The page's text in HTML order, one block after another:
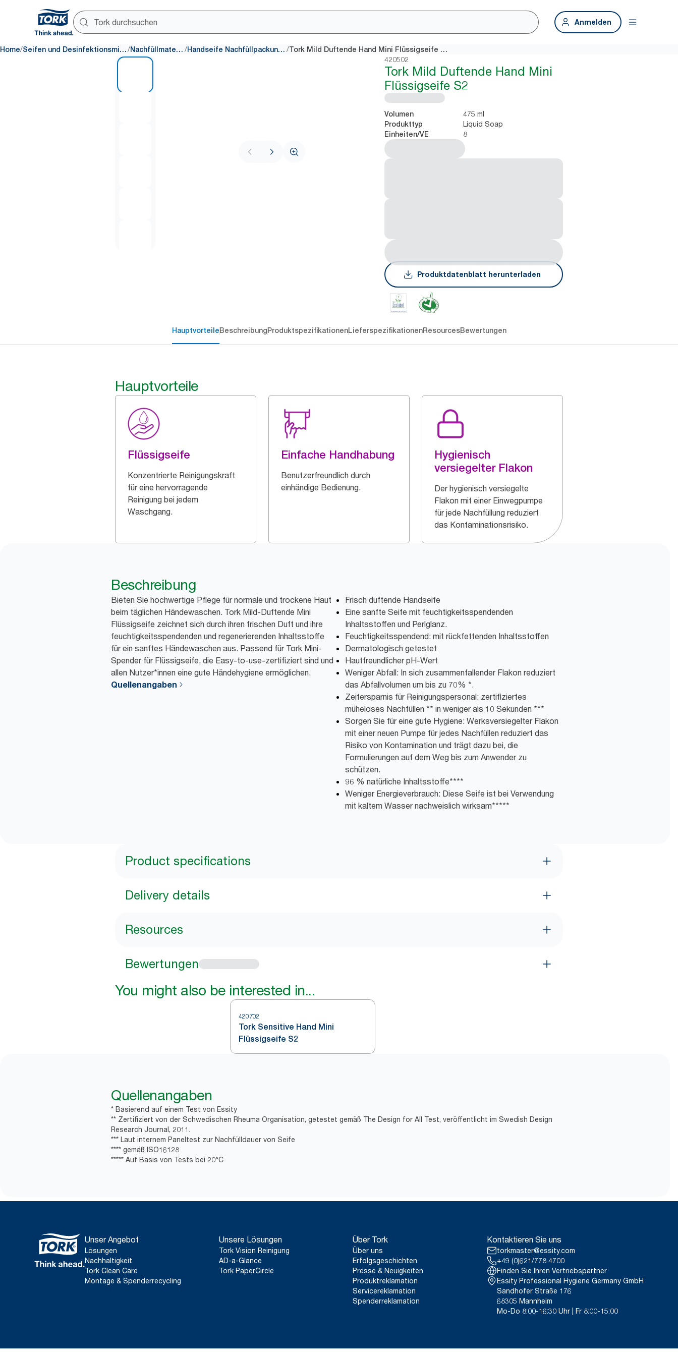
Anmelden
Home/ Seifen und Desinfektionsmittel / Nachfüllmaterial / Handseife Nachfüllpackungen / Tork Mild Duftende Hand Mini Flüssigseife S2
420502
Tork Mild Duftende Hand Mini
Flüssigseife S2
Volumen 475 ml
Produkttyp Liquid Soap
Einheiten/VE 8
Produktdatenblatt herunterladen
HauptvorteileBeschreibungProduktspezifikationenLieferspezifikationenResourcesBewertungen
Hauptvorteile
Flüssigseife
Konzentrierte Reinigungskraft
für eine hervorragende
Reinigung bei jedem
Waschgang.
Einfache Handhabung
Benutzerfreundlich durch
einhändige Bedienung.
Hygienisch
versiegelter Flakon
Der hygienisch versiegelte
Flakon mit einer Einwegpumpe
für jede Nachfüllung reduziert
das Kontaminationsrisiko.
Beschreibung
Bieten Sie hochwertige Pflege für normale und trockene Haut
beim täglichen Händewaschen. Tork Mild-Duftende Mini
Flüssigseife zeichnet sich durch ihren frischen Duft und ihre
feuchtigkeitsspendenden und regenerierenden Inhaltsstoffe
für ein sanftes Händewaschen aus. Passend für Tork Mini-
Spender für Flüssigseife, die Easy-to-use-zertifiziert sind und
allen Nutzer*innen eine gute Händehygiene ermöglichen.
Quellenangaben
Frisch duftende Handseife
Eine sanfte Seife mit feuchtigkeitsspendenden
Inhaltsstoffen und Perlglanz.
Feuchtigkeitsspendend: mit rückfettenden Inhaltsstoffen
Dermatologisch getestet
Hautfreundlicher pH-Wert
Weniger Abfall: In sich zusammenfallender Flakon reduziert
das Abfallvolumen um bis zu 70% *.
Zeitersparnis für Reinigungspersonal: zertifiziertes
müheloses Nachfüllen ** in weniger als 10 Sekunden ***
Sorgen Sie für eine gute Hygiene: Werksversiegelter Flakon
mit einer neuen Pumpe für jedes Nachfüllen reduziert das
Risiko von Kontamination und trägt dazu bei, die
Formulierungen auf dem Weg bis zum Anwender zu
schützen.
96 % natürliche Inhaltsstoffe****
Weniger Energieverbrauch: Diese Seife ist bei Verwendung
mit kaltem Wasser nachweislich wirksam*****
Product specifications
Delivery details
Resources
Bewertungen
You might also be interested in...
420702
Tork Sensitive Hand Mini
Flüssigseife S2
Quellenangaben
* Basierend auf einem Test von Essity
** Zertifiziert von der Schwedischen Rheuma Organisation, getestet gemäß The Design for All Test, veröffentlicht im Swedish Design
Research Journal, 2011.
*** Laut internem Paneltest zur Nachfülldauer von Seife
**** gemäß ISO16128
***** Auf Basis von Tests bei 20°C
Unser Angebot
Lösungen
Nachhaltigkeit
Tork Clean Care
Montage & Spenderrecycling
Unsere Lösungen
Tork Vision Reinigung
AD-a-Glance
Tork PaperCircle
Über Tork
Über uns
Erfolgsgeschichten
Presse & Neuigkeiten
Produktreklamation
Servicereklamation
Spenderreklamation
Kontaktieren Sie uns
torkmaster@essity.com
+49 (0)621/778 4700
Finden Sie Ihren Vertriebspartner
Essity Professional Hygiene Germany GmbH
Sandhofer Straße 176
68305 Mannheim
Mo-Do 8:00-16:30 Uhr | Fr 8:00-15:00